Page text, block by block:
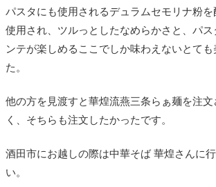
パスタにも使用されるデュラムセモリナ粉
使用され、ツルっとしたなめらかさと、パ
ンテが楽しめるここでしか味わえないとても
た。
他の方を見渡すと華煌流燕三条らぁ麺を注
く、そちらも注文したかったです。
酒田市にお越しの際は中華そば 華煌さんに
い。